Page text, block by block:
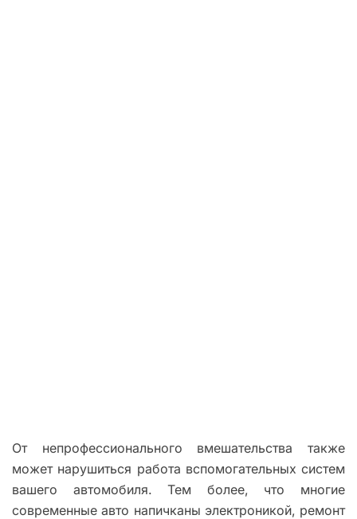
От непрофессионального вмешательства также
может нарушиться работа вспомогательных систем
вашего автомобиля. Тем более, что многие
современные авто напичканы электроникой, ремонт